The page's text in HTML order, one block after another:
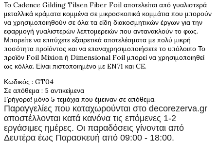
Το Cadence Gilding Tilsen Fiber Foil αποτελείται από γυαλιστερά
μεταλλικά κράματα κομμένα σε μικροσκοπικά κομμάτια που μπορούν
να χρησιμοποιηθούν σε όλα τα είδη διακοσμητικών έργων για την
εφαρμογή γυαλιστερών λεπτομερειών που αντανακλούν το φως.
Μπορείτε να επιτύχετε εξαιρετικά αποτελέσματα με πολύ μικρή
ποσότητα προϊόντος και να επαναχρησιμοποιήσετε το υπόλοιπο Το
προϊόν Foil Mixion ή Dimensional Foil μπορεί να χρησιμοποιηθεί
ως κόλλα. Είναι πιστοποιημένο με EN71 και CE.
Κωδικός : GT04
Σε απόθεμα : 5 αντικείμενα
Γρήγορα! μόνο 5 τεμάχια που έμειναν σε απόθεμα.
Παραγγελίες που καταχωρούνται στο decorezerva.gr
αποστέλλονται κατά κανόνα τις επόμενες 1-2
εργάσιμες ημέρες. Οι παραδόσεις γίνονται από
Δευτέρα έως Παρασκευή από 09:00 - 18:00.